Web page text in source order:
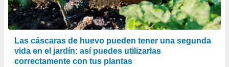
un
o acceder
datos
perfiles
Las cáscaras de huevo pueden tener una segunda
vida en el jardín: así puedes utilizarlas
correctamente con tus plantas